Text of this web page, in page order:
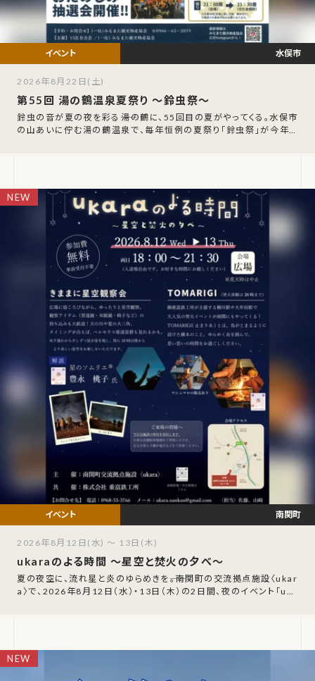
第55回 湯の鶴温泉夏祭り ～鈴虫祭～
鈴虫の音が夏の夜を彩る――湯の鶴に、55回目の夏がやってくる。水俣市
の山あいに佇む湯の鶴温泉で、毎年恒例の夏祭り「鈴虫祭」が今年も
水俣市
2026年8月22日(土)
ukaraのよる時間 ～星空と焚火の夕べ～
夏の夜空に、流れ星と炎のゆらめきを――。南関町の交流拠点施設〈ukar
a〉で、2026年8月12日（水）・13日（木）の2日間、夜のイベント「uka
南関町
2026年8月12日(水) ～ 13日(木)